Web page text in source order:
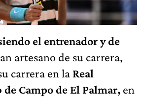
el entrenador y de
artesano de su carrera,
carrera en la Real
de Campo de El Palmar, en